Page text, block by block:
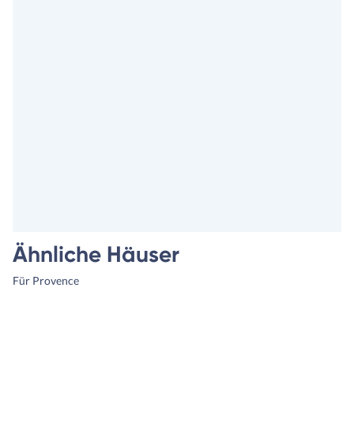
Ähnliche Häuser
Für Provence